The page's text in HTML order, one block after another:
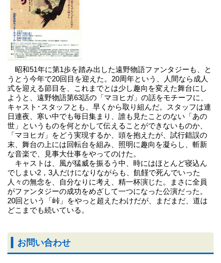
昭和51年に第1歩を踏み出した遠野物語ファンタジーも、と
うとう今年で20回目を迎えた。20周年という、人間なら成人
式を迎える節目を、これまでとは少し趣向を変えた舞台にし
ようと、遠野物語第63話の「マヨヒガ」の話をモチーフに、
キャスト･スタッフとも、早くから取り組んだ。スタッフは連
日連夜、寒い中でも毎日集まり、誰も見たことのない「あの
世」というものを何とかして伝えることができないものか、
「マヨヒガ」をどう実現するか、頭を抱えたが、試行錯誤の
末、舞台の上には回転台を組み、照明に趣向を凝らし、斬新
な音楽で、見事大仕事をやってのけた。
キャストは、風が猛威を振るう中、時にはほとんど寝込ん
でしまい2，3人だけになりながらも、飢饉で死んでいった
人々の無念を、自分なりに考え、精一杯演じた。まさに全員
がファンタジーの成功をめざして一つになった公演だった。
20回という「峠」をやっと超えたわけだが、まだまだ、道は
どこまでも続いている。
お問い合わせ